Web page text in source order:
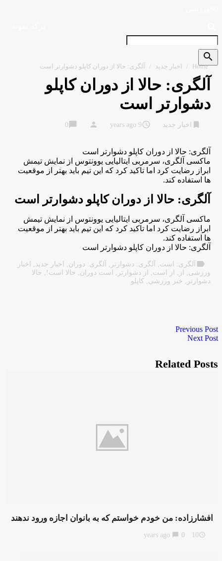
Home اخبار جدید آلگری: حالا از دوران کاپلو دشوارتر است
آلگری: حالا از دوران کاپلو
دشوارتر است
اخبار جدید access_time
9 years ago
person
chat_bubble
آلگری: حالا از دوران کاپلو دشوارتر است
ماکسی آلگری، سرمربی ایتالیایی یوونتوس از نمایش تیمش
ابراز رضایت کرد اما تاکید کرد که این تیم باید بهتر از موقعیت
ها استفاده کند.
آلگری: حالا از دوران کاپلو دشوارتر است
ماکسی آلگری، سرمربی ایتالیایی یوونتوس از نمایش تیمش
ابراز رضایت کرد اما تاکید کرد که این تیم باید بهتر از موقعیت
ها استفاده کند.
آلگری: حالا از دوران کاپلو دشوارتر است
label آلگری: است, آلگری: دشوارتر, آلگری: دوران , اخبار جدید, اخبار
ورزشی, از , از است, از دشوارتر, است دوران , حالا است!, حالا
دشوارتر, خبر ورزشی, کاپلو
Previous Post
Next Post
Related Posts
افشارزاده: من خودم خواستم که به بانوان اجازه ورود ندهند
access_time
10 years ago
chat_bubble
search